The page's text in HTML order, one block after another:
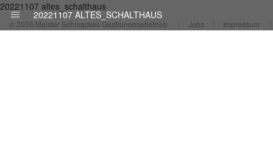
20221107 ALTES_SCHALTHAUS
20221107 altes_schalthaus
© 2026 Meister Schmackes Gastronomiebetrieb Jobs Impressum